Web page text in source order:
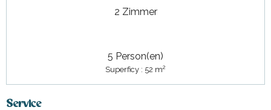
2 Zimmer
5 Person(en)
Superficy : 52 m2
Service